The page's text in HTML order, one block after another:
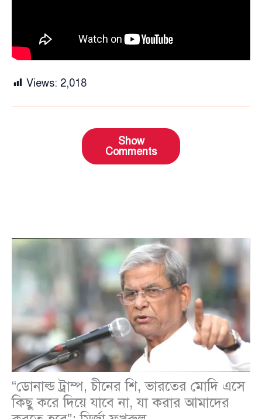
Views: 2,018
Show
Comments
“ডোনাল্ড ট্রাম্প, চীনের শি, ভারতের মোদি এসে
কিছু করে দিয়ে যাবে না, যা করার আমাদের